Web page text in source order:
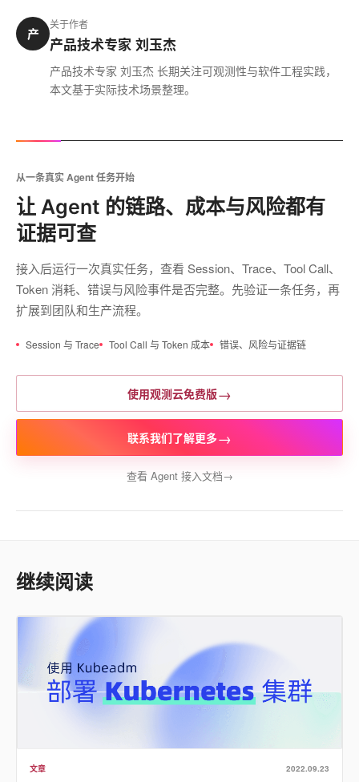
产
关于作者
产品技术专家 刘玉杰
产品技术专家 刘玉杰 长期关注可观测性与软件工程实践，
本文基于实际技术场景整理。
从一条真实 Agent 任务开始
让 Agent 的链路、成本与风险都有
证据可查
接入后运行一次真实任务，查看 Session、Trace、Tool Call、
Token 消耗、错误与风险事件是否完整。先验证一条任务，再
扩展到团队和生产流程。
Session 与 Trace Tool Call 与 Token 成本 错误、风险与证据链
使用观测云免费版→
联系我们了解更多→
查看 Agent 接入文档→
继续阅读
文章 2022.09.23